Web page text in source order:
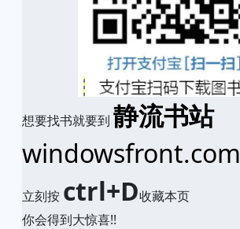
想要找书就要到 静流书站
windowsfront.com
立刻按 ctrl+D收藏本页
你会得到大惊喜!!